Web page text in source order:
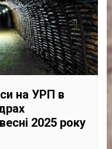
на УРП в
2025 року